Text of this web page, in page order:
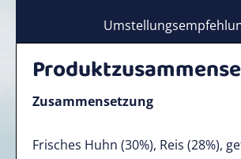
Zusammensetzung
Frisches Huhn (30%), Reis (28%),